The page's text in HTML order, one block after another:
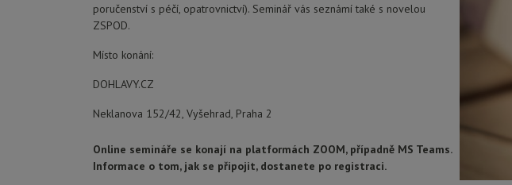
poručenství s péčí, opatrovnictví). Seminář vás seznámí také s novelou
ZSPOD.
Místo konání:
DOHLAVY.CZ
Neklanova 152/42, Vyšehrad, Praha 2
Online semináře se konají na platformách ZOOM, případně MS Teams.
Informace o tom, jak se připojit, dostanete po registraci.